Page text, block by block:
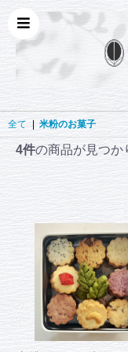
全て | 米粉のお菓子
4件の商品が見つか